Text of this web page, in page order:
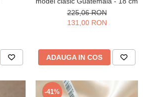
225,06 RON
131,00 RON
ADAUGA IN COS
-41%